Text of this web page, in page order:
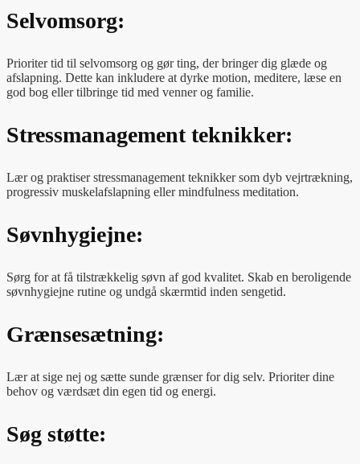
Selvomsorg:
Prioriter tid til selvomsorg og gør ting, der bringer dig glæde og
afslapning. Dette kan inkludere at dyrke motion, meditere, læse en
god bog eller tilbringe tid med venner og familie.
Stressmanagement teknikker:
Lær og praktiser stressmanagement teknikker som dyb vejrtrækning,
progressiv muskelafslapning eller mindfulness meditation.
Søvnhygiejne:
Sørg for at få tilstrækkelig søvn af god kvalitet. Skab en beroligende
søvnhygiejne rutine og undgå skærmtid inden sengetid.
Grænsesætning:
Lær at sige nej og sætte sunde grænser for dig selv. Prioriter dine
behov og værdsæt din egen tid og energi.
Søg støtte: